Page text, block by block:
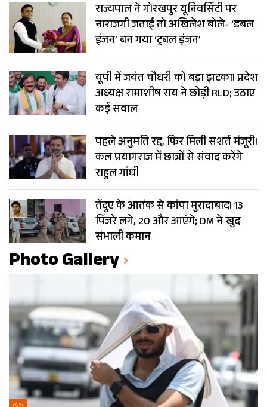
राज्यपाल ने गोरखपुर यूनिवर्सिटी पर
नाराजगी जताई तो अखिलेश बोले- ‘डबल
इंजन’ बन गया ‘ट्रबल इंजन’
यूपी में जयंत चौधरी को बड़ा झटका! प्रदेश
अध्यक्ष रामाशीष राय ने छोड़ी RLD; उठाए
कई सवाल
पहले अनुमति रद्द, फिर मिली सशर्त मंजूरी!
कल प्रयागराज में छात्रों से संवाद करेंगे
राहुल गांधी
तेंदुए के आतंक से कांपा मुरादाबाद! 13
पिंजरे लगे, 20 और आएंगे; DM ने खुद
संभाली कमान
Photo Gallery